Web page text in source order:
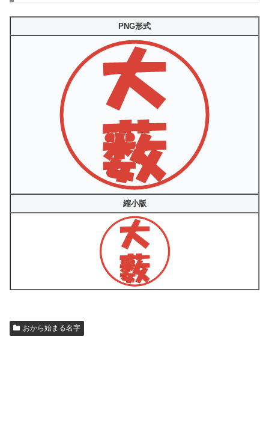
PNG形式
縮小版
おから始まる名字